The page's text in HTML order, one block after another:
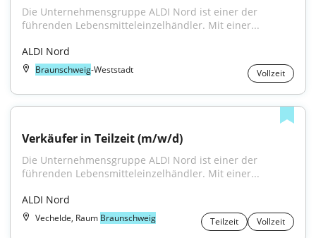
Die Unternehmensgruppe ALDI Nord ist einer der
führenden Lebensmitteleinzelhändler. Mit einer...
ALDI Nord
Braunschweig-Weststadt Vollzeit
Verkäufer in Teilzeit (m/w/d)
Die Unternehmensgruppe ALDI Nord ist einer der
führenden Lebensmitteleinzelhändler. Mit einer...
ALDI Nord
Vechelde, Raum Braunschweig Teilzeit Vollzeit